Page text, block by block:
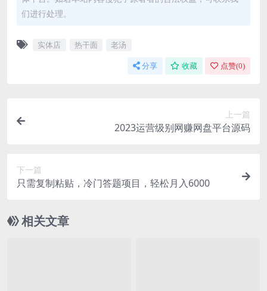
们进行处理。
实体店 热干面 老汤
分享 收藏 点赞(0)
上一篇
2023运营级别网赚网盘平台源码
下一篇
只需复制粘贴，冷门答题项目，轻松月入6000
相关文章